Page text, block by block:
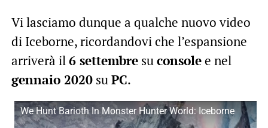
Vi lasciamo dunque a qualche nuovo video
di Iceborne, ricordandovi che l’espansione
arriverà il6 settembresuconsolee nel
gennaio 2020suPC.
We Hunt Barioth In Monster Hunter World: Iceborne